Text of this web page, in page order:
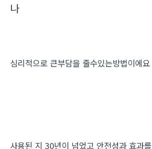
나
심리적으로 큰부담을 줄수있는방법이에요
사용된 지 30년이 넘었고 안전성과 효과를